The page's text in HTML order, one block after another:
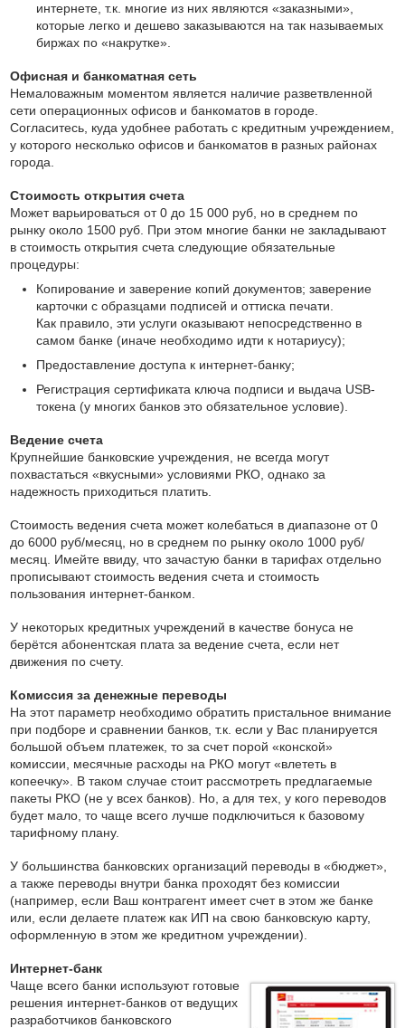
интернете, т.к. многие из них являются «заказными»,
которые легко и дешево заказываются на так называемых
биржах по «накрутке».
Офисная и банкоматная сеть
Немаловажным моментом является наличие разветвленной
сети операционных офисов и банкоматов в городе.
Согласитесь, куда удобнее работать с кредитным учреждением,
у которого несколько офисов и банкоматов в разных районах
города.
Стоимость открытия счета
Может варьироваться от 0 до 15 000 руб, но в среднем по
рынку около 1500 руб. При этом многие банки не закладывают
в стоимость открытия счета следующие обязательные
процедуры:
Копирование и заверение копий документов; заверение
карточки с образцами подписей и оттиска печати.
Как правило, эти услуги оказывают непосредственно в
самом банке (иначе необходимо идти к нотариусу);
Предоставление доступа к интернет-банку;
Регистрация сертификата ключа подписи и выдача USB-
токена (у многих банков это обязательное условие).
Ведение счета
Крупнейшие банковские учреждения, не всегда могут
похвастаться «вкусными» условиями РКО, однако за
надежность приходиться платить.
Стоимость ведения счета может колебаться в диапазоне от 0
до 6000 руб/месяц, но в среднем по рынку около 1000 руб/
месяц. Имейте ввиду, что зачастую банки в тарифах отдельно
прописывают стоимость ведения счета и стоимость
пользования интернет-банком.
У некоторых кредитных учреждений в качестве бонуса не
берётся абонентская плата за ведение счета, если нет
движения по счету.
Комиссия за денежные переводы
На этот параметр необходимо обратить пристальное внимание
при подборе и сравнении банков, т.к. если у Вас планируется
большой объем платежек, то за счет порой «конской»
комиссии, месячные расходы на РКО могут «влететь в
копеечку». В таком случае стоит рассмотреть предлагаемые
пакеты РКО (не у всех банков). Но, а для тех, у кого переводов
будет мало, то чаще всего лучше подключиться к базовому
тарифному плану.
У большинства банковских организаций переводы в «бюджет»,
а также переводы внутри банка проходят без комиссии
(например, если Ваш контрагент имеет счет в этом же банке
или, если делаете платеж как ИП на свою банковскую карту,
оформленную в этом же кредитном учреждении).
Интернет-банк
Чаще всего банки используют готовые
решения интернет-банков от ведущих
разработчиков банковского